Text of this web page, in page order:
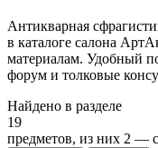
Антикварная
в каталоге салона
материалам. Удобный
форум и толковые
Найдено в разделе
19
предметов, из них 2 —